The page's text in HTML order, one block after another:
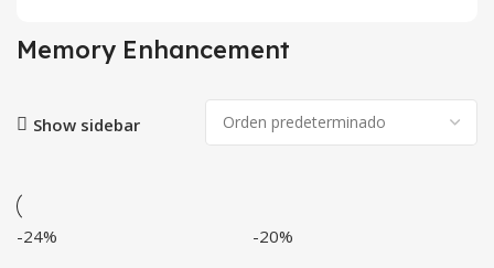
Memory Enhancement
Show sidebar
-24% -20%